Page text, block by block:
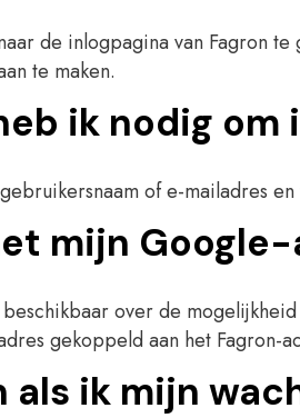
de inlogpagina van Fagron
te maken.
ik nodig om
of e-mailadres
mijn
over de
gekoppeld aan het Fagron-
als ik mijn